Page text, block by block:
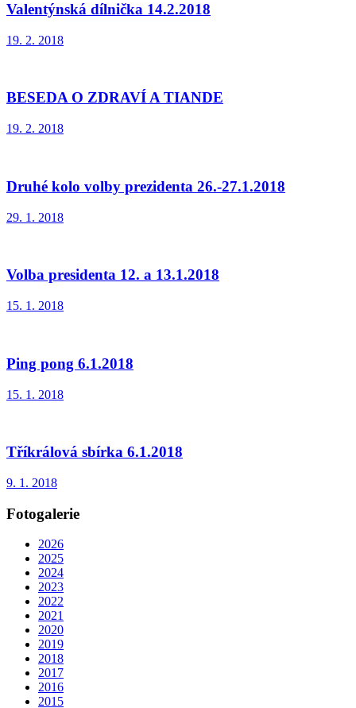
Valentýnská dílnička 14.2.2018
19. 2. 2018
BESEDA O ZDRAVÍ A TIANDE
19. 2. 2018
Druhé kolo volby prezidenta 26.-27.1.2018
29. 1. 2018
Volba presidenta 12. a 13.1.2018
15. 1. 2018
Ping pong 6.1.2018
15. 1. 2018
Tříkrálová sbírka 6.1.2018
9. 1. 2018
Fotogalerie
2026
2025
2024
2023
2022
2021
2020
2019
2018
2017
2016
2015